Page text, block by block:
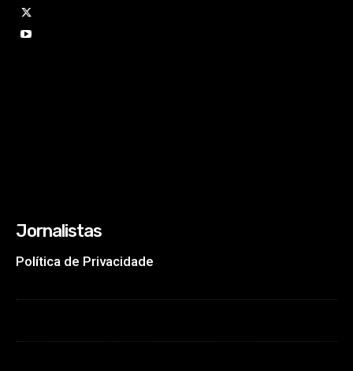
Jornalistas
Política de Privacidade